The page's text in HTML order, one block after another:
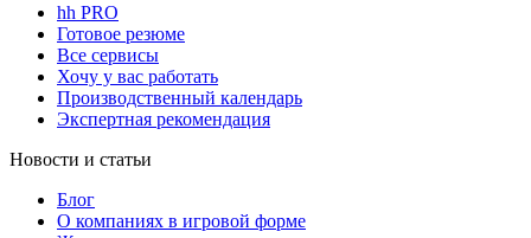
hh PRO
Готовое резюме
Все сервисы
Хочу у вас работать
Производственный календарь
Экспертная рекомендация
Новости и статьи
Блог
О компаниях в игровой форме